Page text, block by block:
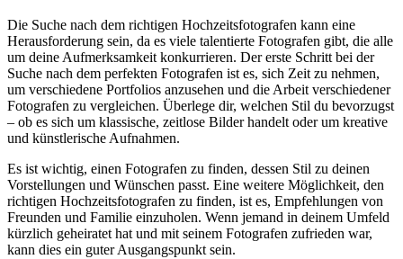
Die Suche nach dem richtigen Hochzeitsfotografen kann eine
Herausforderung sein, da es viele talentierte Fotografen gibt, die alle
um deine Aufmerksamkeit konkurrieren. Der erste Schritt bei der
Suche nach dem perfekten Fotografen ist es, sich Zeit zu nehmen,
um verschiedene Portfolios anzusehen und die Arbeit verschiedener
Fotografen zu vergleichen. Überlege dir, welchen Stil du bevorzugst
– ob es sich um klassische, zeitlose Bilder handelt oder um kreative
und künstlerische Aufnahmen.
Es ist wichtig, einen Fotografen zu finden, dessen Stil zu deinen
Vorstellungen und Wünschen passt. Eine weitere Möglichkeit, den
richtigen Hochzeitsfotografen zu finden, ist es, Empfehlungen von
Freunden und Familie einzuholen. Wenn jemand in deinem Umfeld
kürzlich geheiratet hat und mit seinem Fotografen zufrieden war,
kann dies ein guter Ausgangspunkt sein.